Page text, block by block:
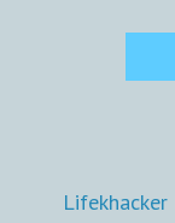
Lifekhacker